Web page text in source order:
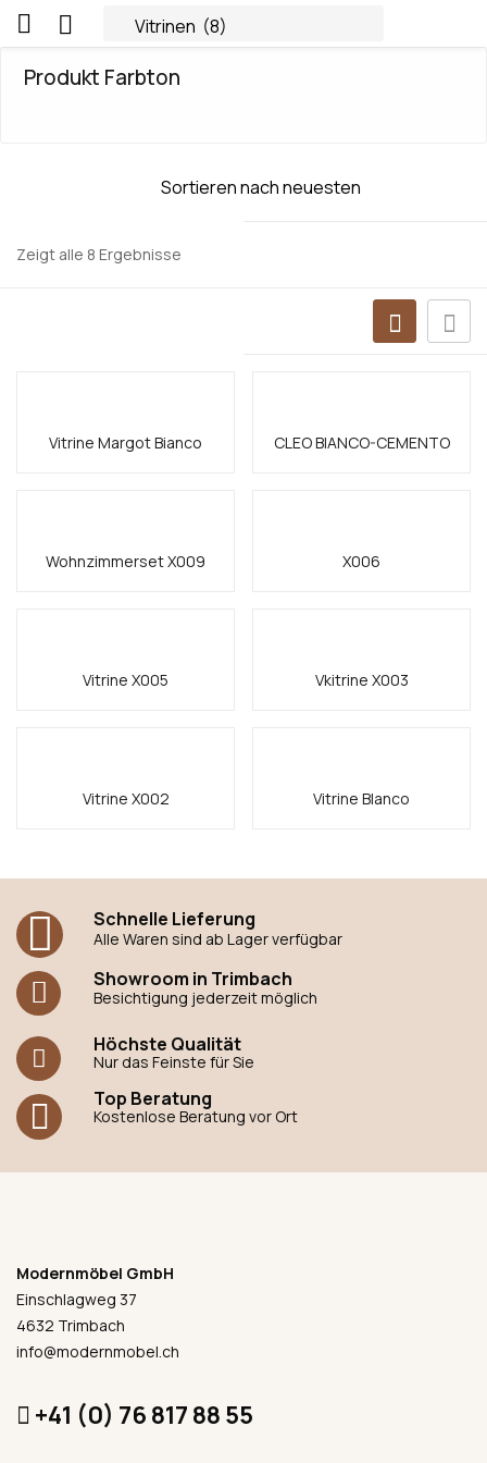
Produkt Farbton
Zeigt alle 8 Ergebnisse
Vitrine Margot Bianco CLEO BIANCO-CEMENTO
Wohnzimmerset X009 X006
Vitrine X005 Vkitrine X003
Vitrine X002 Vitrine Blanco
Schnelle Lieferung
Alle Waren sind ab Lager verfügbar
Showroom in Trimbach
Besichtigung jederzeit möglich
Höchste Qualität
Nur das Feinste für Sie
Top Beratung
Kostenlose Beratung vor Ort
Modernmöbel GmbH
Einschlagweg 37
4632 Trimbach
info@modernmobel.ch
+41 (0) 76 817 88 55